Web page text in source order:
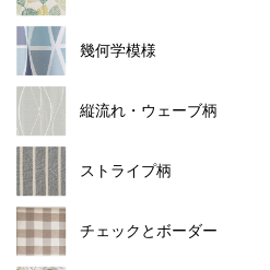
幾何学模様
縦流れ・ウェーブ柄
ストライプ柄
チェックとボーダー